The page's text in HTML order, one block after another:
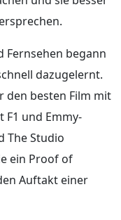
Fernsehen begann
dazugelernt.
den besten Film mit
F1 und Emmy-
The Studio
ein Proof of
Auftakt einer